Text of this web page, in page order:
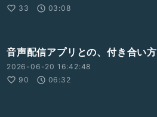
33
03:08
音声配信アプリとの、付き合い方
2026-06-20 16:42:48
90
06:32